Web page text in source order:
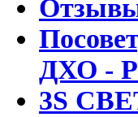
ДХО -
3S